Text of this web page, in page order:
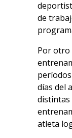
de
Por otro
días del
distintas
atleta